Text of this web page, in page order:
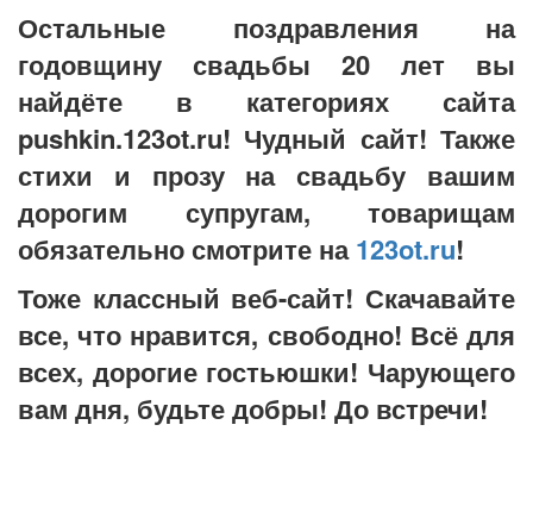
Остальные поздравления на
годовщину свадьбы 20 лет вы
найдёте в категориях сайта
pushkin.123ot.ru! Чудный сайт! Также
стихи и прозу на свадьбу вашим
дорогим супругам, товарищам
обязательно смотрите на123ot.ru!
Тоже классный веб-сайт! Скачавайте
все, что нравится, свободно! Всё для
всех, дорогие гостьюшки! Чарующего
вам дня, будьте добры! До встречи!